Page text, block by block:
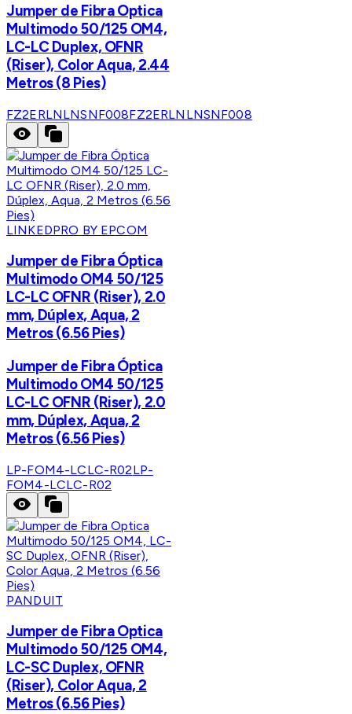
Jumper de Fibra Optica
Multimodo 50/125 OM4,
LC-LC Duplex, OFNR
(Riser), Color Aqua, 2.44
Metros (8 Pies)
FZ2ERLNLNSNF008FZ2ERLNLNSNF008
LINKEDPRO BY EPCOM
Jumper de Fibra Óptica
Multimodo OM4 50/125
LC-LC OFNR (Riser), 2.0
mm, Dúplex, Aqua, 2
Metros (6.56 Pies)
Jumper de Fibra Óptica
Multimodo OM4 50/125
LC-LC OFNR (Riser), 2.0
mm, Dúplex, Aqua, 2
Metros (6.56 Pies)
LP-FOM4-LCLC-R02LP-
FOM4-LCLC-R02
PANDUIT
Jumper de Fibra Optica
Multimodo 50/125 OM4,
LC-SC Duplex, OFNR
(Riser), Color Aqua, 2
Metros (6.56 Pies)